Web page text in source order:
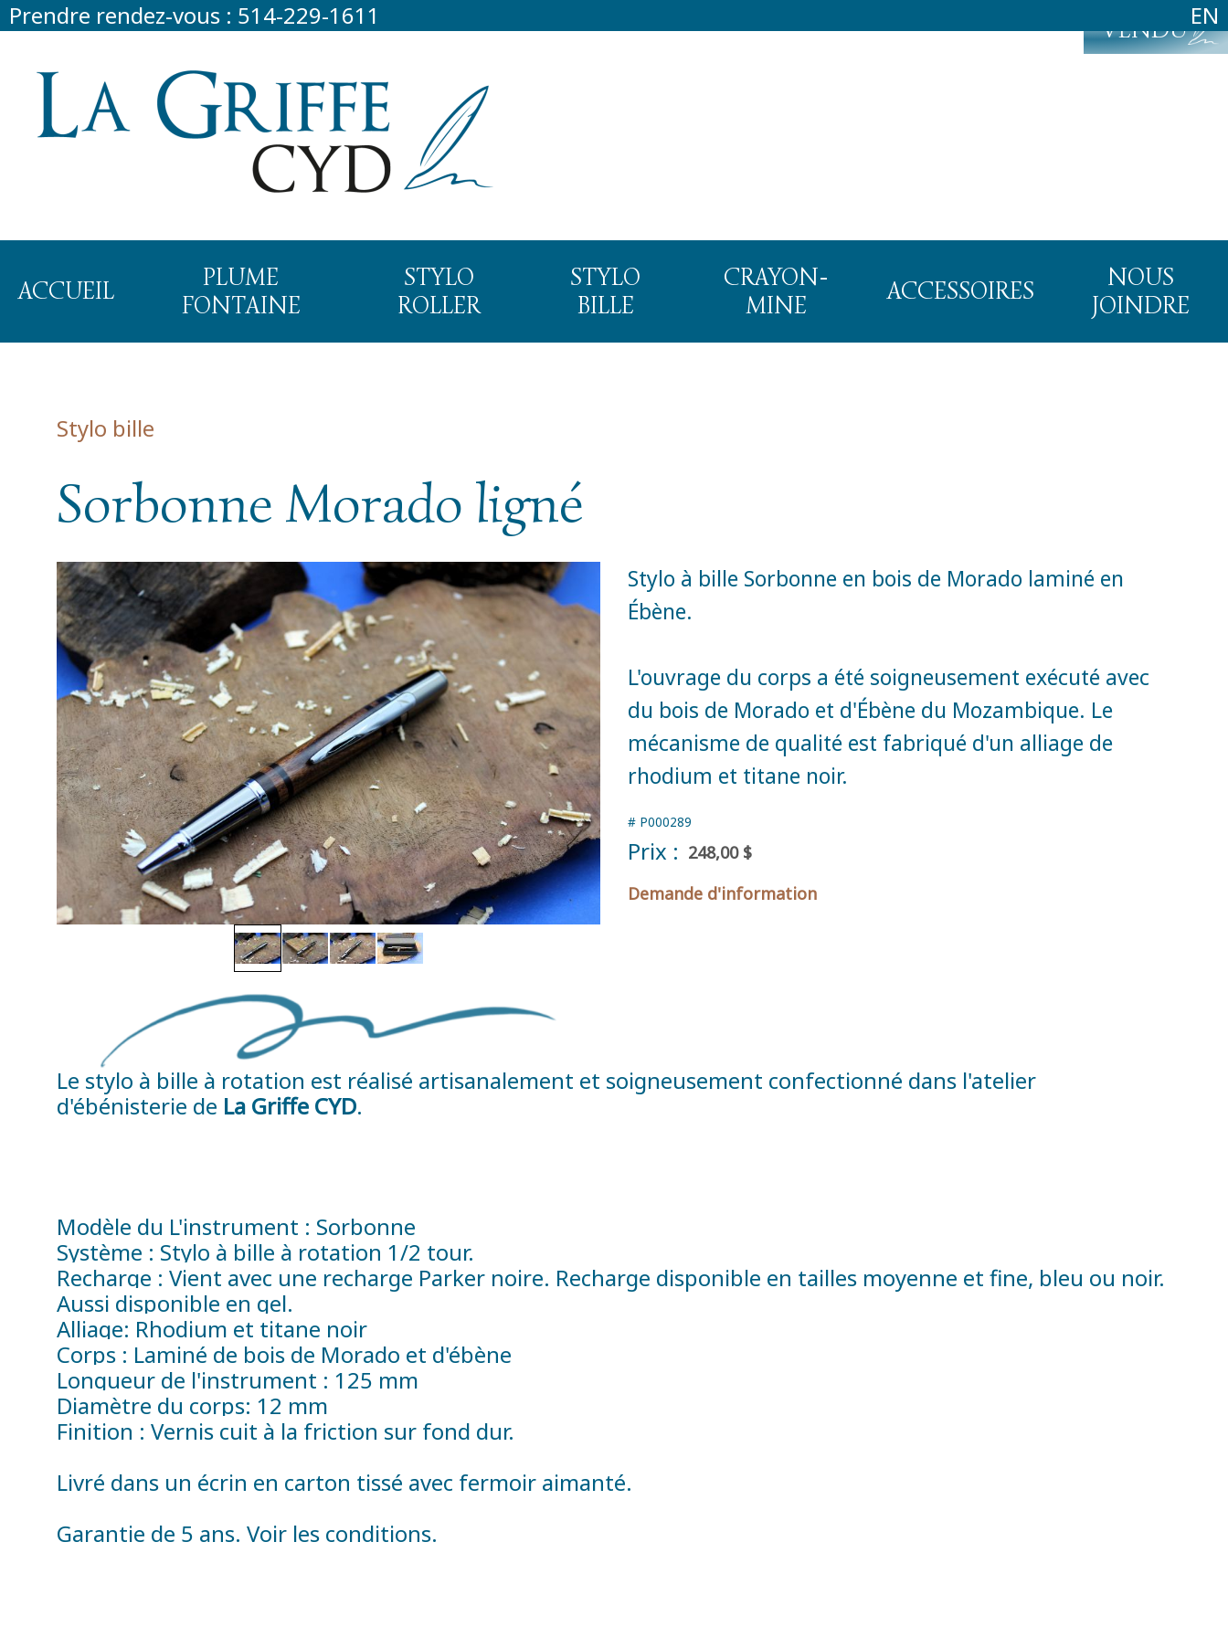
Prendre rendez-vous : 514-229-1611 EN
ACCUEIL
PLUME
FONTAINE
STYLO
ROLLER
STYLO
BILLE
CRAYON-
MINE
ACCESSOIRES
NOUS
JOINDRE
Stylo bille
Sorbonne Morado ligné
VENDU
Stylo à bille Sorbonne en bois de Morado laminé en
Ébène.
L'ouvrage du corps a été soigneusement exécuté avec
du bois de Morado et d'Ébène du Mozambique. Le
mécanisme de qualité est fabriqué d'un alliage de
rhodium et titane noir.
# P000289
Prix : 248,00 $
Demande d'information
Le stylo à bille à rotation est réalisé artisanalement et soigneusement confectionné dans l'atelier
d'ébénisterie de La Griffe CYD.
Modèle du L'instrument : Sorbonne
Système : Stylo à bille à rotation 1/2 tour.
Recharge : Vient avec une recharge Parker noire. Recharge disponible en tailles moyenne et fine, bleu ou noir.
Aussi disponible en gel.
Alliage: Rhodium et titane noir
Corps : Laminé de bois de Morado et d'ébène
Longueur de l'instrument : 125 mm
Diamètre du corps: 12 mm
Finition : Vernis cuit à la friction sur fond dur.
Livré dans un écrin en carton tissé avec fermoir aimanté.
Garantie de 5 ans. Voir les conditions.